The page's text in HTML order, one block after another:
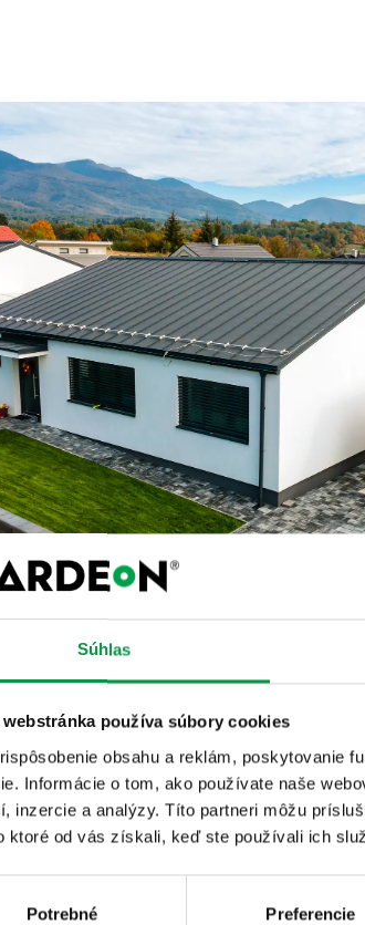
Súhlas
webstránka používa súbory cookies
obsahu a reklám, poskytovanie
Informácie o tom, ako používate naše
inzercie a analýzy. Títo partneri môžu
ktoré od vás získali, keď ste používali ich
Potrebné Preferencie